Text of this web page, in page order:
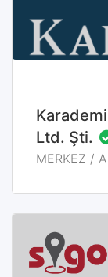
Ltd. Şti.
MERKEZ /